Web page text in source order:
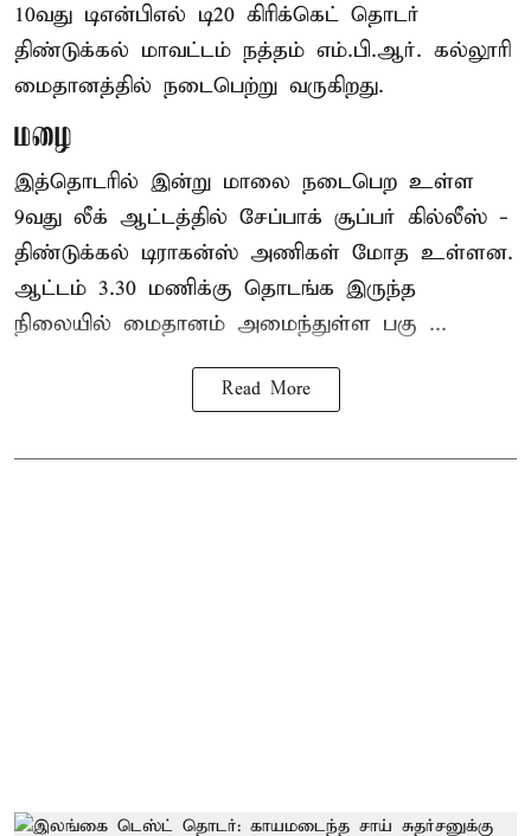
10வது டிஎன்பிஎல் டி20 கிரிக்கெட் தொடர்
திண்டுக்கல் மாவட்டம் நத்தம் எம்.பி.ஆர். கல்லூரி
மைதானத்தில் நடைபெற்று வருகிறது.
மழை
இத்தொடரில் இன்று மாலை நடைபெற உள்ள
9வது லீக் ஆட்டத்தில் சேப்பாக் சூப்பர் கில்லீஸ் -
திண்டுக்கல் டிராகன்ஸ் அணிகள் மோத உள்ளன.
ஆட்டம் 3.30 மணிக்கு தொடங்க இருந்த
நிலையில் மைதானம் அமைந்துள்ள பகு ...
Read More